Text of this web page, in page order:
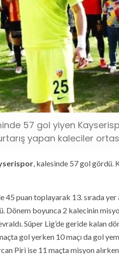
57 gol yiyen
yapan kaleciler
, kalesinde 57 gol gördü.
puan toplayarak 13. sırada yer
Dönem boyunca 2 kalecinin
Süper Lig’de geride kalan
gol yerken 10 maçı da gol
Piri ise 11 maçta misyon